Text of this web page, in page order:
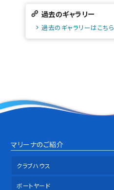
過去のギャラリー
過去のギャラリーはこちら
マリーナのご紹介
クラブハウス
ボートヤード